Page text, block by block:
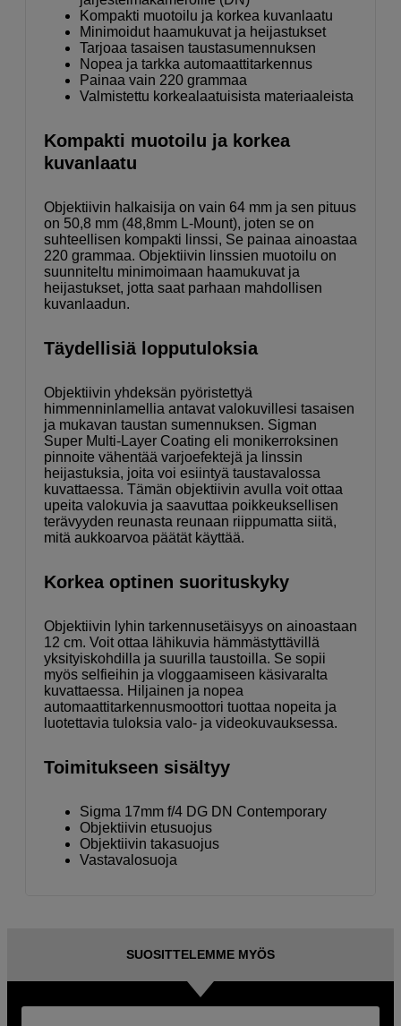
Kompakti muotoilu ja korkea kuvanlaatu
Minimoidut haamukuvat ja heijastukset
Tarjoaa tasaisen taustasumennuksen
Nopea ja tarkka automaattitarkennus
Painaa vain 220 grammaa
Valmistettu korkealaatuisista materiaaleista
Kompakti muotoilu ja korkea
kuvanlaatu
Objektiivin halkaisija on vain 64 mm ja sen pituus
on 50,8 mm (48,8mm L-Mount), joten se on
suhteellisen kompakti linssi, Se painaa ainoastaa
220 grammaa. Objektiivin linssien muotoilu on
suunniteltu minimoimaan haamukuvat ja
heijastukset, jotta saat parhaan mahdollisen
kuvanlaadun.
Täydellisiä lopputuloksia
Objektiivin yhdeksän pyöristettyä
himmenninlamellia antavat valokuvillesi tasaisen
ja mukavan taustan sumennuksen. Sigman
Super Multi-Layer Coating eli monikerroksinen
pinnoite vähentää varjoefektejä ja linssin
heijastuksia, joita voi esiintyä taustavalossa
kuvattaessa. Tämän objektiivin avulla voit ottaa
upeita valokuvia ja saavuttaa poikkeuksellisen
terävyyden reunasta reunaan riippumatta siitä,
mitä aukkoarvoa päätät käyttää.
Korkea optinen suorituskyky
Objektiivin lyhin tarkennusetäisyys on ainoastaan
12 cm. Voit ottaa lähikuvia hämmästyttävillä
yksityiskohdilla ja suurilla taustoilla. Se sopii
myös selfieihin ja vloggaamiseen käsivaralta
kuvattaessa. Hiljainen ja nopea
automaattitarkennusmoottori tuottaa nopeita ja
luotettavia tuloksia valo- ja videokuvauksessa.
Toimitukseen sisältyy
Sigma 17mm f/4 DG DN Contemporary
Objektiivin etusuojus
Objektiivin takasuojus
Vastavalosuoja
SUOSITTELEMME MYÖS